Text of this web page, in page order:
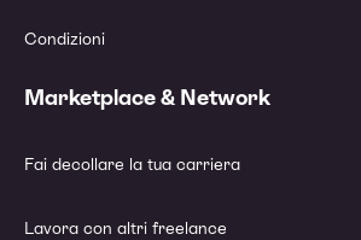
Condizioni
Marketplace & Network
Fai decollare la tua carriera
Lavora con altri freelance